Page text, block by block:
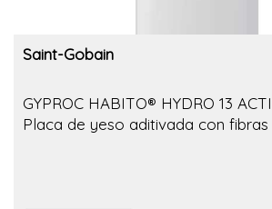
Saint-Gobain
GYPROC HABITO® HYDRO 13
Placa de yeso aditivada con fibras